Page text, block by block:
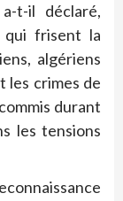
t-il déclaré,
qui frisent la
algériens
les crimes de
durant
les tensions